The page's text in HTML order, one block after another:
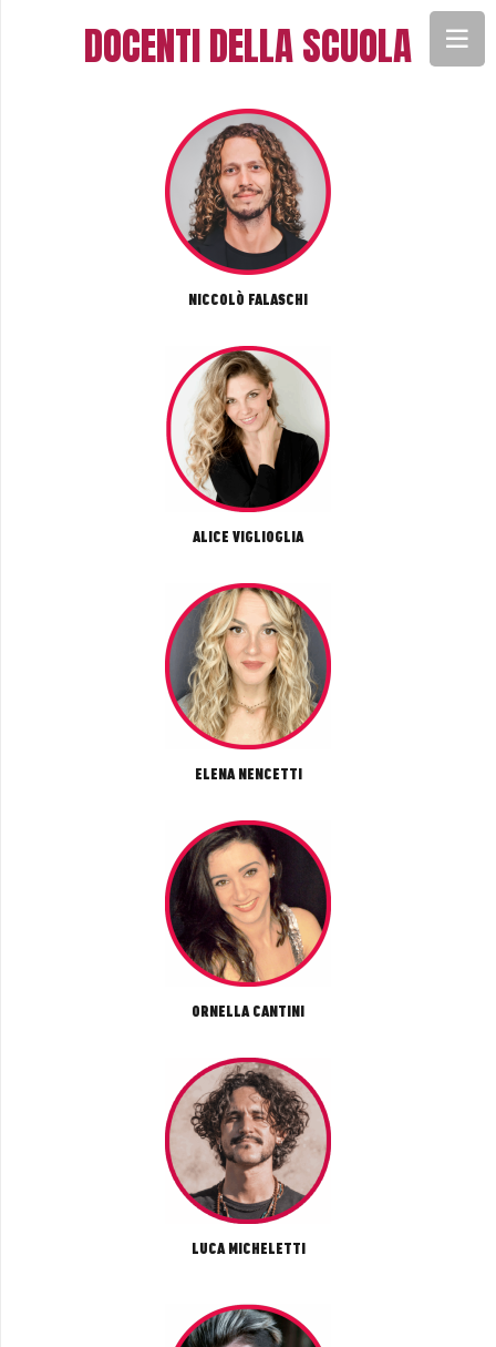
DOCENTI DELLA SCUOLA
NICCOLÒ FALASCHI
ALICE VIGLIOGLIA
ELENA NENCETTI
ORNELLA CANTINI
LUCA MICHELETTI